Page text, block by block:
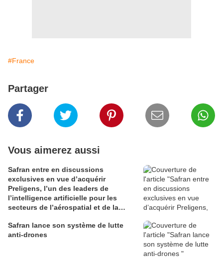
#France
Partager
Vous aimerez aussi
Safran entre en discussions
exclusives en vue d’acquérir
Preligens, l’un des leaders de
l’intelligence artificielle pour les
secteurs de l’aérospatial et de la
Safran lance son système de lutte
anti-drones